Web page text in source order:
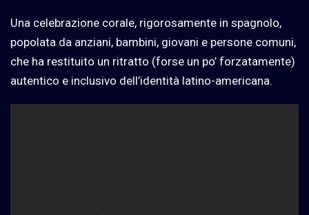
Una celebrazione corale, rigorosamente in spagnolo,
popolata da anziani, bambini, giovani e persone comuni,
che ha restituito un ritratto (forse un po’ forzatamente)
autentico e inclusivo dell’identità latino-americana.